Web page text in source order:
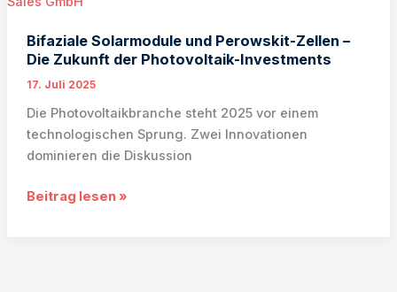
mehr
sichern
Bifaziale Solarmodule und Perowskit-Zellen –
Die Zukunft der Photovoltaik-Investments
17. Juli 2025
Die Photovoltaikbranche steht 2025 vor einem
technologischen Sprung. Zwei Innovationen
dominieren die Diskussion
Bifaziale
Beitrag lesen »